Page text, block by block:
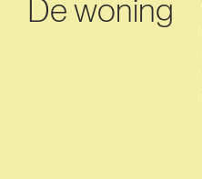
De woning